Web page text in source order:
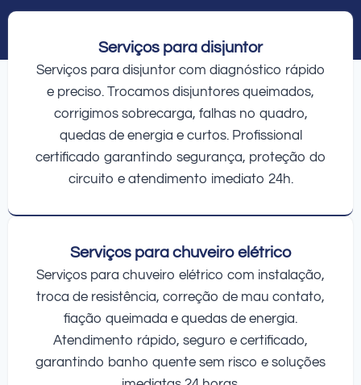
Serviços para disjuntor
Serviços para disjuntor com diagnóstico rápido
e preciso. Trocamos disjuntores queimados,
corrigimos sobrecarga, falhas no quadro,
quedas de energia e curtos. Profissional
certificado garantindo segurança, proteção do
circuito e atendimento imediato 24h.
Serviços para chuveiro elétrico
Serviços para chuveiro elétrico com instalação,
troca de resistência, correção de mau contato,
fiação queimada e quedas de energia.
Atendimento rápido, seguro e certificado,
garantindo banho quente sem risco e soluções